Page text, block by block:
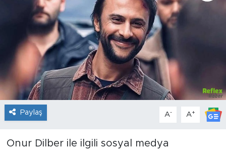
Paylaş A- A+
Onur Dilber ile ilgili sosyal medya